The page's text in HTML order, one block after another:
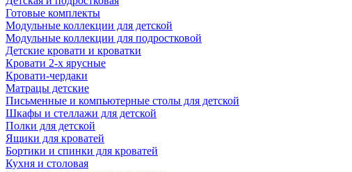
Готовые комплекты
Модульные коллекции для детской
Модульные коллекции для подростковой
Детские кровати и кроватки
Кровати 2-х ярусные
Кровати-чердаки
Матрацы детские
Письменные и компьютерные столы для детской
Шкафы и стеллажи для детской
Полки для детской
Ящики для кроватей
Бортики и спинки для кроватей
Кухня и столовая